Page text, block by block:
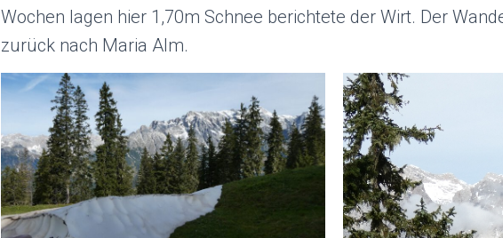
Wochen lagen hier 1,70m Schnee berichtete der Wirt. Der
zurück nach Maria Alm.